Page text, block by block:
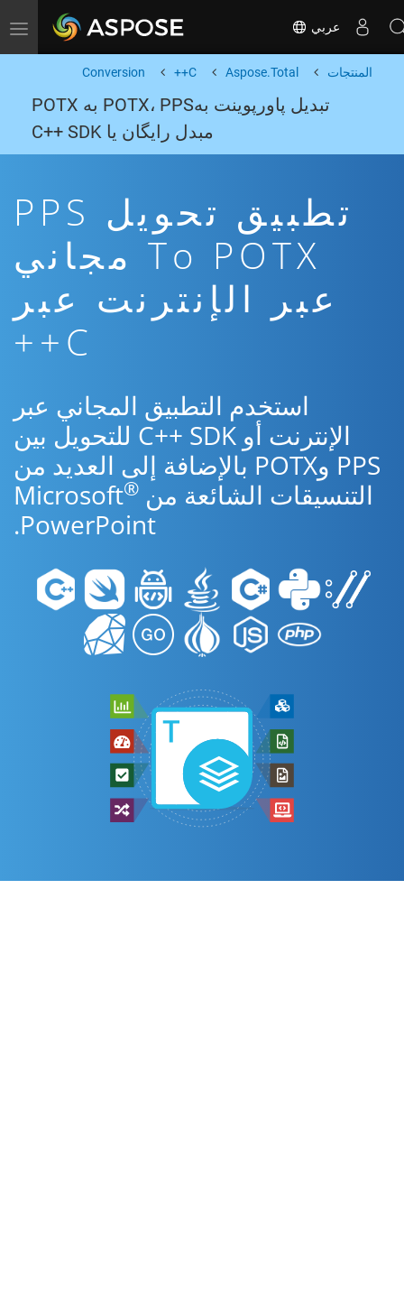
Toggle navigation عربي
المنتجات Aspose.Total
C++
Conversion
تبدیل پاورپوینت بهPOTX، PPS به POTX
مبدل رایگان یا C++ SDK
تطبيق تحويل PPS
To POTX مجاني
عبر الإنترنت عبر
C++
استخدم التطبيق المجاني عبر
الإنترنت أو C++ SDK للتحويل بين
PPS وPOTX بالإضافة إلى العديد من
التنسيقات الشائعة من Microsoft ®
PowerPoint.